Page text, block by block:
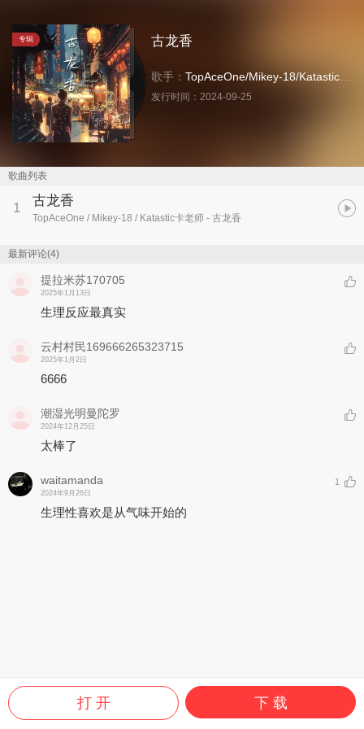
专辑 古龙香
歌手： TopAceOne/Mikey-18/Katastic卡老师
发行时间： 2024-09-25
歌曲列表
1 古龙香
TopAceOne / Mikey-18 / Katastic卡老师 - 古龙香
最新评论(4)
提拉米苏170705
2025年1月13日
生理反应最真实
云村村民169666265323715
2025年1月2日
6666
潮湿光明曼陀罗
2024年12月25日
太棒了
waitamanda
2024年9月26日
1
生理性喜欢是从气味开始的
打 开 下 载